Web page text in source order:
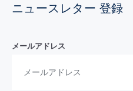
ニュースレター 登録
メールアドレス